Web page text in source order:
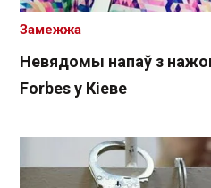
Невядомы напаў з
Forbes у Кіеве
Замежжа